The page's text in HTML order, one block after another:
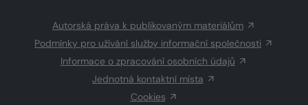
Autorská práva k publikovaným materiálům
Podmínky pro užívání služby informační společnosti
Informace o zpracování osobních údajů
Jednotná kontaktní místa
Cookies